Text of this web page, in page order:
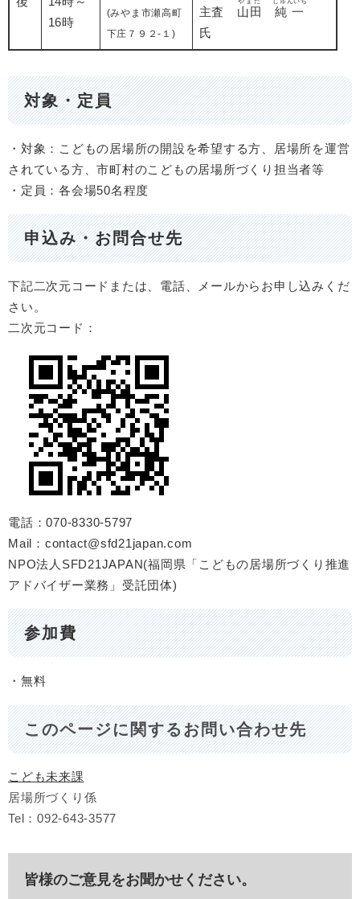
16時
(みやま市瀬高町
下庄７９２-１)
主査 山田
やまだ
純一
じゅんいち
氏
対象・定員
・対象：こどもの居場所の開設を希望する方、居場所を運営
されている方、市町村のこどもの居場所づくり担当者等
・定員：各会場50名程度
申込み・お問合せ先
下記二次元コードまたは、電話、メールからお申し込みくだ
さい。
二次元コード：
電話：070-8330-5797
Mail：contact@sfd21japan.com
NPO法人SFD21JAPAN(福岡県「こどもの居場所づくり推進
アドバイザー業務」受託団体)
参加費
・無料
このページに関するお問い合わせ先
こども未来課
居場所づくり係
Tel：092‐643‐3577
皆様のご意見をお聞かせください。